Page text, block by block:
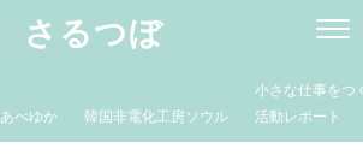
さるつぼ
あべゆか 韓国非電化工房ソウル
小さな仕事をつ
活動レポート